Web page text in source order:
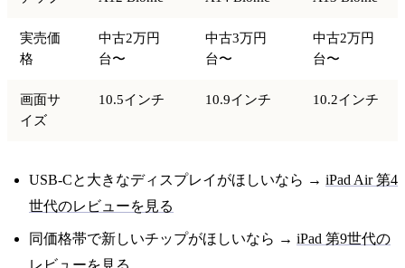
実売価
格
中古2万円
台〜
中古3万円
台〜
中古2万円
台〜
画面サ
イズ
10.5インチ 10.9インチ 10.2インチ
USB-Cと大きなディスプレイがほしいなら → iPad Air 第4
世代のレビューを見る
同価格帯で新しいチップがほしいなら → iPad 第9世代の